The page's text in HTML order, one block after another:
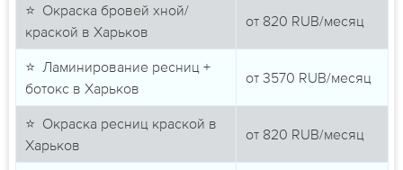
⭐ Окраска бровей хной/
краской в Харьков
от 820 RUB/месяц
⭐ Ламинирование ресниц +
ботокс в Харьков
от 3570 RUB/месяц
⭐ Окраска ресниц краской в
Харьков
от 820 RUB/месяц